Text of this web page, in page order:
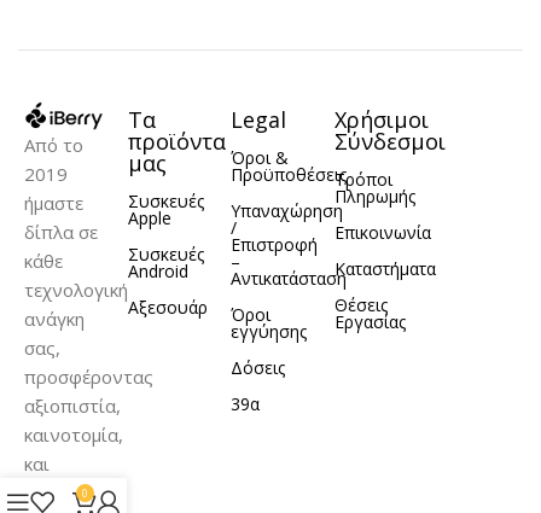
Από το
2019
ήμαστε
δίπλα σε
κάθε
τεχνολογική
ανάγκη
σας,
προσφέροντας
αξιοπιστία,
καινοτομία,
και
σωστή
Τα
προϊόντα
μας
Συσκευές
Apple
Συσκευές
Android
Αξεσουάρ
Legal
Όροι &
Προϋποθέσεις
Υπαναχώρηση
/
Επιστροφή
–
Αντικατάσταση
Όροι
εγγύησης
Δόσεις
39α
Χρήσιμοι
Σύνδεσμοι
Τρόποι
Πληρωμής
Επικοινωνία
Καταστήματα
Θέσεις
Εργασίας
0